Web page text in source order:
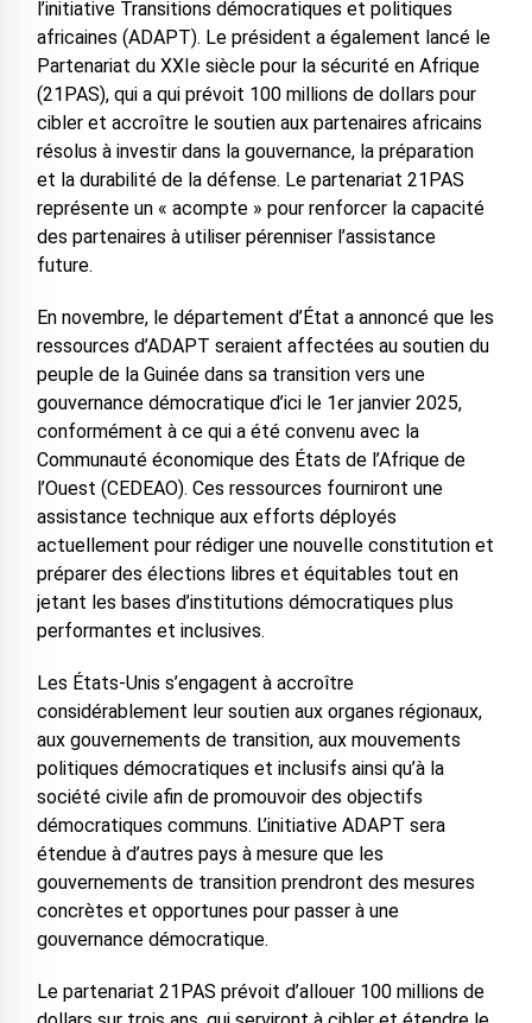
l’initiative Transitions démocratiques et politiques
africaines (ADAPT). Le président a également lancé le
Partenariat du XXIe siècle pour la sécurité en Afrique
(21PAS), qui a qui prévoit 100 millions de dollars pour
cibler et accroître le soutien aux partenaires africains
résolus à investir dans la gouvernance, la préparation
et la durabilité de la défense. Le partenariat 21PAS
représente un « acompte » pour renforcer la capacité
des partenaires à utiliser pérenniser l’assistance
future.
En novembre, le département d’État a annoncé que les
ressources d’ADAPT seraient affectées au soutien du
peuple de la Guinée dans sa transition vers une
gouvernance démocratique d’ici le 1er janvier 2025,
conformément à ce qui a été convenu avec la
Communauté économique des États de l’Afrique de
l’Ouest (CEDEAO). Ces ressources fourniront une
assistance technique aux efforts déployés
actuellement pour rédiger une nouvelle constitution et
préparer des élections libres et équitables tout en
jetant les bases d’institutions démocratiques plus
performantes et inclusives.
Les États-Unis s’engagent à accroître
considérablement leur soutien aux organes régionaux,
aux gouvernements de transition, aux mouvements
politiques démocratiques et inclusifs ainsi qu’à la
société civile afin de promouvoir des objectifs
démocratiques communs. L’initiative ADAPT sera
étendue à d’autres pays à mesure que les
gouvernements de transition prendront des mesures
concrètes et opportunes pour passer à une
gouvernance démocratique.
Le partenariat 21PAS prévoit d’allouer 100 millions de